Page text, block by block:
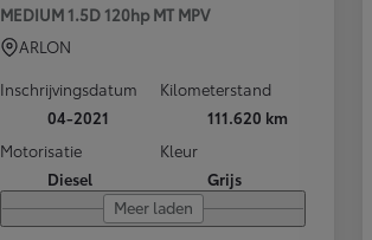
MEDIUM 1.5D 120hp MT MPV
ARLON
Inschrijvingsdatum
04-2021
Kilometerstand
111.620 km
Motorisatie
Diesel
Kleur
Grijs
Meer laden